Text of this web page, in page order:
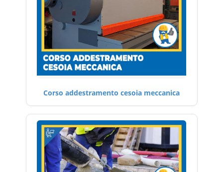
Corso addestramento cesoia meccanica